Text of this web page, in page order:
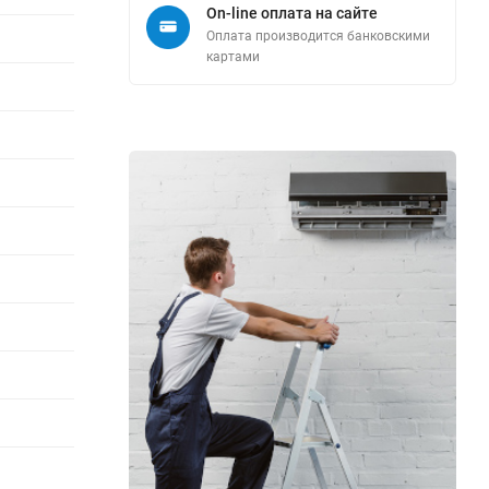
On-line оплата на сайте
Оплата производится банковскими
картами